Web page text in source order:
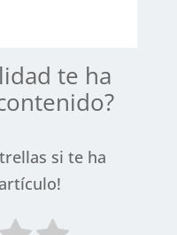
te ha
si te ha